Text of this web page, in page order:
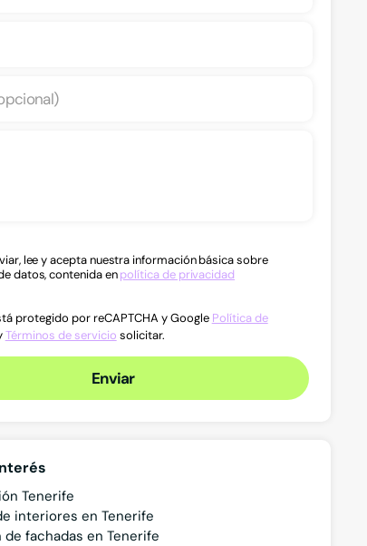
lee y acepta nuestra información básica sobre
datos, contenida enpolítica de privacidad
protegido por reCAPTCHA y Google Política de
Términos de servicio solicitar.
Enviar
Tenerife
interiores en Tenerife
fachadas en Tenerife